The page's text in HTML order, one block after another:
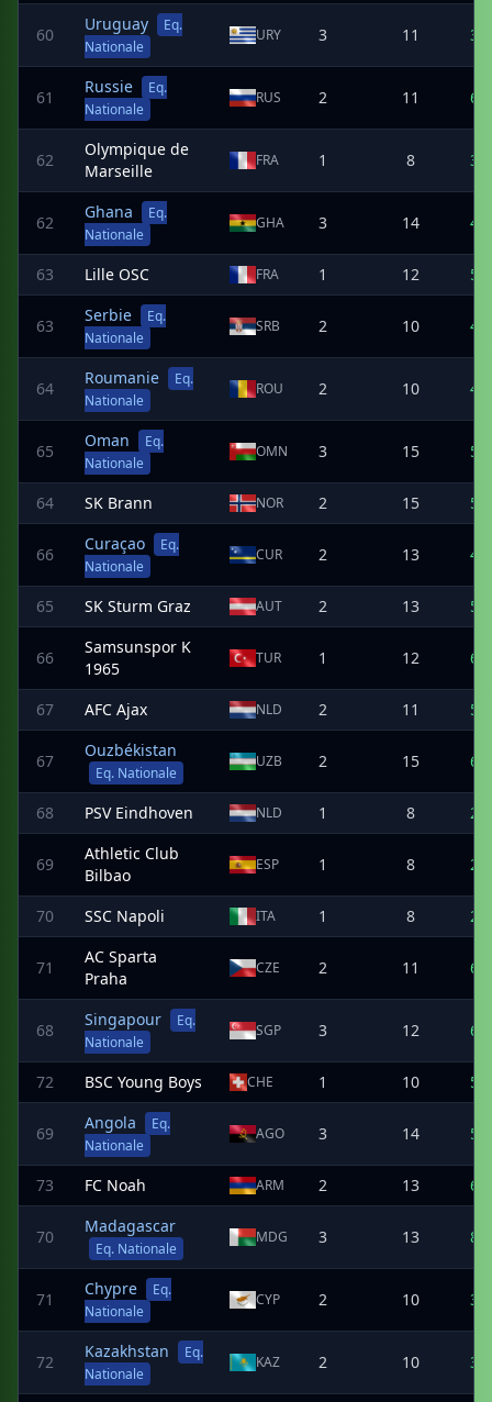
60
Uruguay
Eq.
Nationale
URY 3 11 3
61
Russie
Eq.
Nationale
RUS 2 11 6
62
Olympique de
Marseille
FRA 1 8 3
62
Ghana
Eq.
Nationale
GHA 3 14 4
63 Lille OSC FRA 1 12 5
63
Serbie
Eq.
Nationale
SRB 2 10 4
64
Roumanie
Eq.
Nationale
ROU 2 10 4
65
Oman
Eq.
Nationale
OMN 3 15 5
64 SK Brann NOR 2 15 5
66
Curaçao
Eq.
Nationale
CUR 2 13 4
65 SK Sturm Graz AUT 2 13 5
66
Samsunspor K
1965
TUR 1 12 6
67 AFC Ajax NLD 2 11 5
67
Ouzbékistan
Eq. Nationale
UZB 2 15 6
68 PSV Eindhoven NLD 1 8 2
69
Athletic Club
Bilbao
ESP 1 8 2
70 SSC Napoli ITA 1 8 2
71
AC Sparta
Praha
CZE 2 11 6
68
Singapour
Eq.
Nationale
SGP 3 12 6
72 BSC Young Boys CHE 1 10 5
69
Angola
Eq.
Nationale
AGO 3 14 5
73 FC Noah ARM 2 13 6
70
Madagascar
Eq. Nationale
MDG 3 13 8
71
Chypre
Eq.
Nationale
CYP 2 10 3
72
Kazakhstan
Eq.
Nationale
KAZ 2 10 3